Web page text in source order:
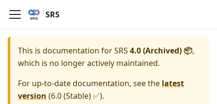
SRS
This is documentation forSRS 4.0 (Archived) 📦,
which is no longer actively maintained.
For up-to-date documentation, see the latest
version (6.0 (Stable) ✅).